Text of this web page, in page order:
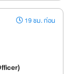
19 ชม. ก่อน